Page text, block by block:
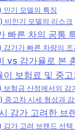
인기 모델의 특징
비인기 모델의 리스크
빠른 차의 공통
감가가 빠른 차량의 조
vs 감가율로 본
이 보험료 및 중
보험금 산정에서의 감
중고차 시세 형성과
감가 고려한 브
감가 고려 브랜드 선택